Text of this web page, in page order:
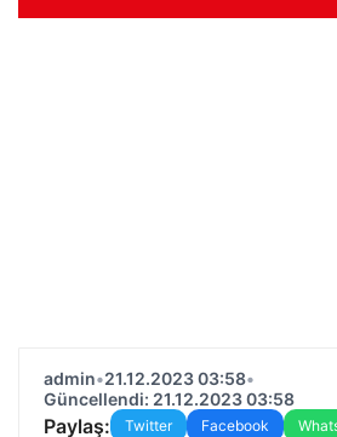
admin•21.12.2023 03:58•
Güncellendi: 21.12.2023 03:58
Paylaş: Twitter Facebook